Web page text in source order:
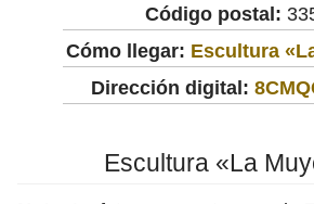
Código postal:
Cómo llegar: Escultura
Dirección digital:
Escultura «La